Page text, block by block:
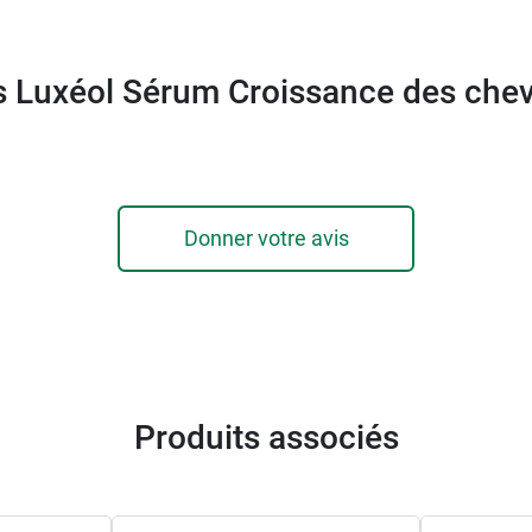
Luxéol Sérum Croissance des
Donner votre avis
Produits associés